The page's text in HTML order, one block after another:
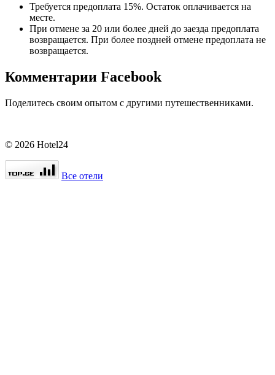
Требуется предоплата 15%. Остаток оплачивается на
месте.
При отмене за 20 или более дней до заезда предоплата
возвращается. При более поздней отмене предоплата не
возвращается.
Комментарии Facebook
Поделитесь своим опытом с другими путешественниками.
© 2026 Hotel24
Все отели